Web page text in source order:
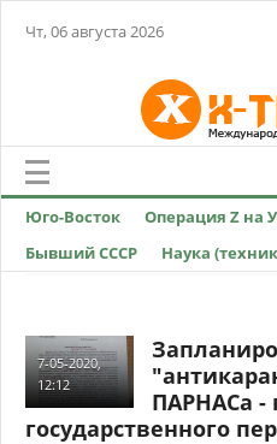
Чт, 06 августа 2026
Юго-Восток Операция Z на
Бывший СССР
Наука
7-05-2020,
12:12
ПАРНАСа -
государственного